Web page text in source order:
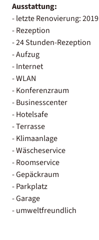
Ausstattung:
- letzte Renovierung: 2019
- Rezeption
- 24 Stunden-Rezeption
- Aufzug
- Internet
- WLAN
- Konferenzraum
- Businesscenter
- Hotelsafe
- Terrasse
- Klimaanlage
- Wäscheservice
- Roomservice
- Gepäckraum
- Parkplatz
- Garage
- umweltfreundlich